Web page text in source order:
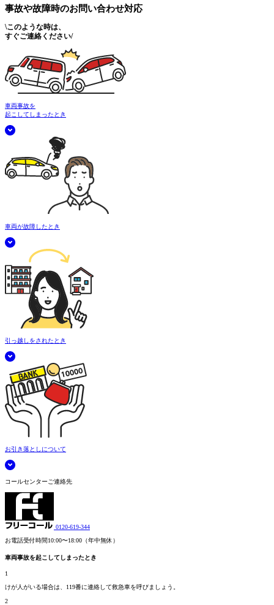
事故や故障時のお問い合わせ対応
\このような時は、
すぐご連絡ください/
車両事故を
起こしてしまったとき
車両が故障したとき
引っ越しをされたとき
お引き落としについて
コールセンターご連絡先
0120-619-344
お電話受付時間10:00〜18:00（年中無休）
車両事故を起こしてしまったとき
1
けが人がいる場合は、119番に連絡して救急車を呼びましょう。
2